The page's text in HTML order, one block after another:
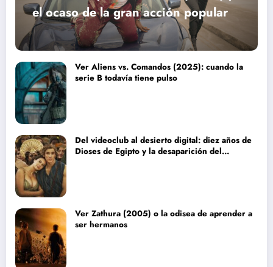
el ocaso de la gran acción popular
Ver Aliens vs. Comandos (2025): cuando la
serie B todavía tiene pulso
Del videoclub al desierto digital: diez años de
Dioses de Egipto y la desaparición del
Ver Zathura (2005) o la odisea de aprender a
ser hermanos